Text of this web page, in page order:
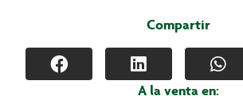
Compartir
A la venta en: